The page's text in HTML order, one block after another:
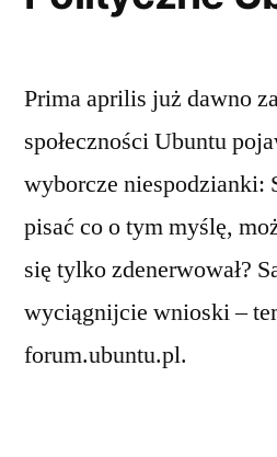
Prima aprilis już dawno
społeczności Ubuntu
wyborcze niespodzianki:
pisać co o tym myślę,
się tylko zdenerwował?
wyciągnijcie wnioski –
forum.ubuntu.pl.